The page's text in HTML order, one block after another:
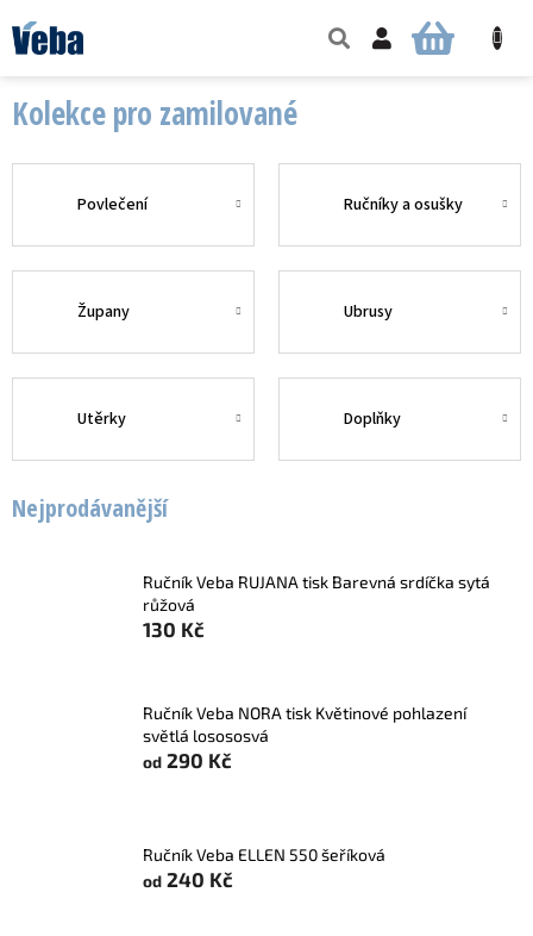
na
obsah
NÁKUPNÍ
Kolekce pro zamilované
Povlečení Ručníky a osušky
Župany Ubrusy
Utěrky Doplňky
Nejprodávanější
Ručník Veba RUJANA tisk Barevná srdíčka sytá
růžová
130 Kč
Ručník Veba NORA tisk Květinové pohlazení
světlá losososvá
od 290 Kč
Ručník Veba ELLEN 550 šeříková
od 240 Kč